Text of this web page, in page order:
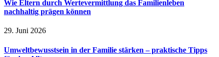
Wie Eltern durch Wertevermittlung das Familienleben
nachhaltig prägen können
29. Juni 2026
Umweltbewusstsein in der Familie stärken – praktische Tipps